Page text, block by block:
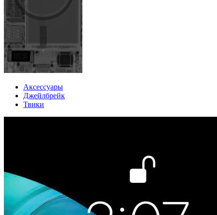
Аксессуары
Джейлбрейк
Твики